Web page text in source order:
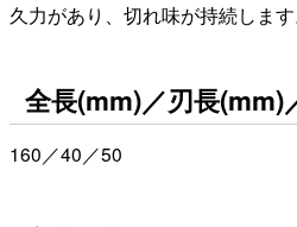
久力があり、切れ味が持続します
全長(mm)／刃長(mm)
160／40／50